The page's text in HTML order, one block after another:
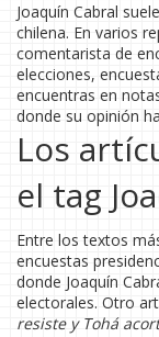
Joaquín Cabral
chilena. En varios
comentarista de
elecciones,
encuentras en
donde su opinión
Los
el tag
Entre los textos
encuestas
donde Joaquín
electorales. Otro
resiste y Tohá